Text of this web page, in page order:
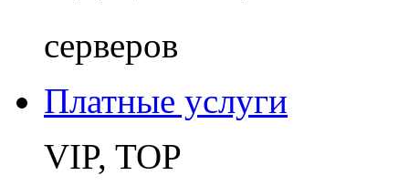
серверов
Платные услуги
VIP, TOP